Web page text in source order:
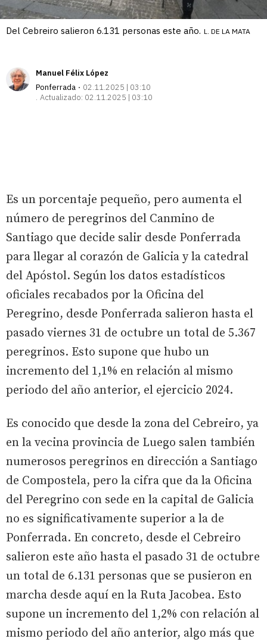
Del Cebreiro salieron 6.131 personas este año. L. DE LA MATA
Manuel Félix López
Ponferrada
02.11.2025 | 03:10
Actualizado: 02.11.2025 | 03:10
Es un porcentaje pequeño, pero aumenta el
número de peregrinos del Canmino de
Santiago que decide salir desde Ponferrada
para llegar al corazón de Galicia y la catedral
del Apóstol. Según los datos estadísticos
oficiales recabados por la Oficina del
Peregrino, desde Ponferrada salieron hasta el
pasado viernes 31 de octubre un total de 5.367
peregrinos. Esto supone que hubo un
incremento del 1,1% en relación al mismo
periodo del año anterior, el ejercicio 2024.
Es conocido que desde la zona del Cebreiro, ya
en la vecina provincia de Luego salen también
numerosos peregrinos en dirección a Santiago
de Compostela, pero la cifra que da la Oficina
del Peregrino con sede en la capital de Galicia
no es significativamente superior a la de
Ponferrada. En concreto, desde el Cebreiro
salieron este año hasta el pasado 31 de octubre
un total de 6.131 personas que se pusieron en
marcha desde aquí en la Ruta Jacobea. Esto
supone un incremento del 1,2% con relación al
mismo periodo del año anterior, algo más que